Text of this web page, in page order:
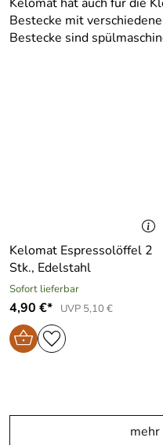
Bestecke mit
Bestecke sind
Kelomat Espressolöffel 2
Stk., Edelstahl
Sofort lieferbar
4,90 €* UVP 5,10 €
mehr